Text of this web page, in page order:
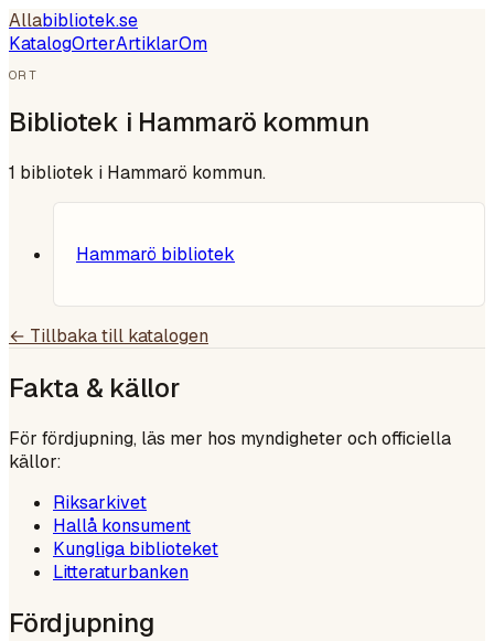
Allabibliotek.se
KatalogOrterArtiklarOm
ORT
Bibliotek i Hammarö kommun
1 bibliotek i Hammarö kommun.
Hammarö bibliotek
← Tillbaka till katalogen
Fakta & källor
För fördjupning, läs mer hos myndigheter och officiella
källor:
Riksarkivet
Hallå konsument
Kungliga biblioteket
Litteraturbanken
Fördjupning